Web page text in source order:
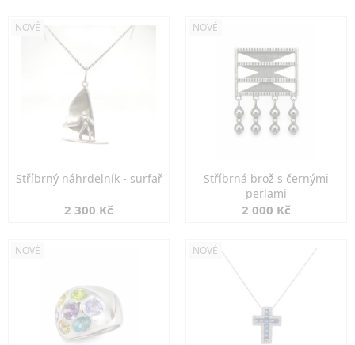
NOVÉ
Stříbrný náhrdelník - surfař
2 300 Kč
NOVÉ
Stříbrná brož s černými
perlami
2 000 Kč
NOVÉ NOVÉ